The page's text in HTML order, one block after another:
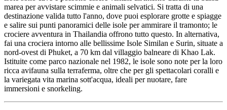
marea per avvistare scimmie e animali selvatici. Si tratta di una
destinazione valida tutto l'anno, dove puoi esplorare grotte e spiagge
e salire sui punti panoramici delle isole per ammirare il tramonto; le
crociere avventura in Thailandia offrono tutto questo. In alternativa,
fai una crociera intorno alle bellissime Isole Similan e Surin, situate a
nord-ovest di Phuket, a 70 km dal villaggio balneare di Khao Lak.
Istituite come parco nazionale nel 1982, le isole sono note per la loro
ricca avifauna sulla terraferma, oltre che per gli spettacolari coralli e
la variegata vita marina sott'acqua, ideali per nuotare, fare
immersioni e snorkeling.